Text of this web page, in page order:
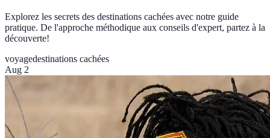
Explorez les secrets des destinations cachées avec notre guide
pratique. De l'approche méthodique aux conseils d'expert, partez à la
découverte!
voyagedestinations cachées
Aug 2